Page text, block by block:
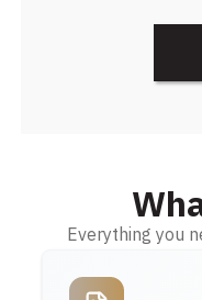
Everything you